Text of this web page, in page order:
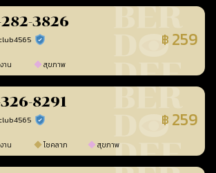
3826
ร้านยืนยันแล้ว ฿ 259
าน สุขภาพ
8291
ร้านยืนยันแล้ว ฿ 259
าน โชคลาภ สุขภาพ